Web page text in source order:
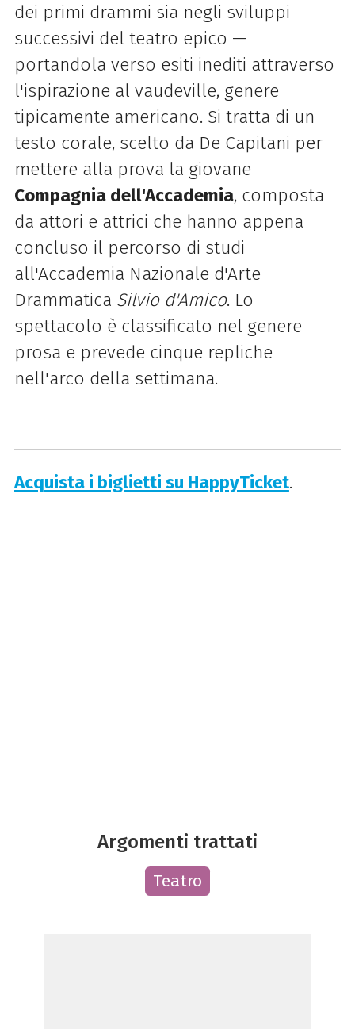
dei primi drammi sia negli sviluppi
successivi del teatro epico —
portandola verso esiti inediti attraverso
l'ispirazione al vaudeville, genere
tipicamente americano. Si tratta di un
testo corale, scelto da De Capitani per
mettere alla prova la giovane
Compagnia dell'Accademia, composta
da attori e attrici che hanno appena
concluso il percorso di studi
all'Accademia Nazionale d'Arte
Drammatica Silvio d'Amico. Lo
spettacolo è classificato nel genere
prosa e prevede cinque repliche
nell'arco della settimana.
Acquista i biglietti su HappyTicket.
Argomenti trattati
Teatro